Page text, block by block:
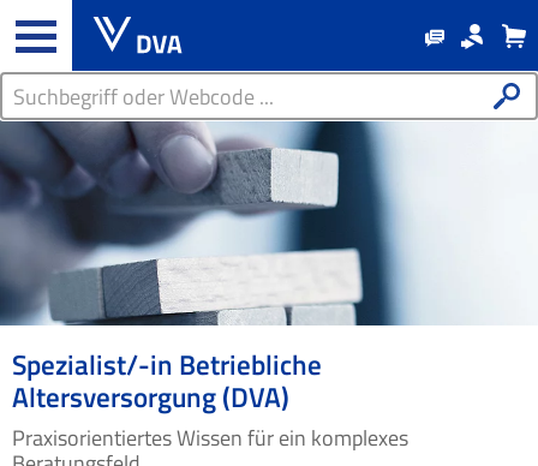
Spezialist/-in Betriebliche
Altersversorgung (DVA)
Praxisorientiertes Wissen für ein komplexes